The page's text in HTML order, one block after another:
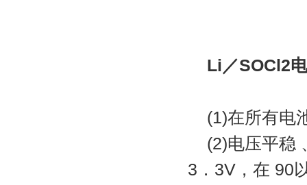
Li／SOCl2
(1)在所有电
(2)电压平稳
3．3V，在 90